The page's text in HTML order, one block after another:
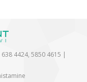
638 4424, 5850 4615 |